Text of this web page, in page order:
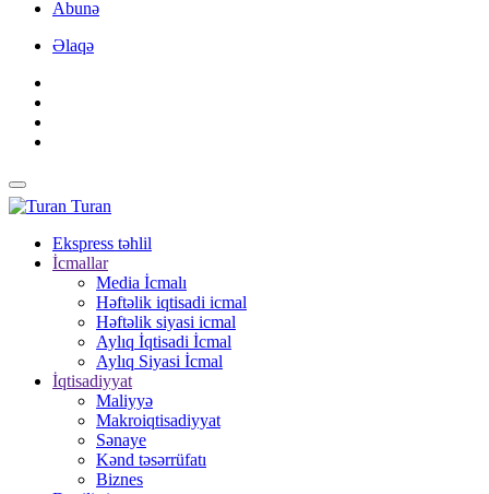
Abunə
Əlaqə
Turan
Ekspress təhlil
İcmallar
Media İcmalı
Həftəlik iqtisadi icmal
Həftəlik siyasi icmal
Aylıq İqtisadi İcmal
Aylıq Siyasi İcmal
İqtisadiyyat
Maliyyə
Makroiqtisadiyyat
Sənaye
Kənd təsərrüfatı
Biznes